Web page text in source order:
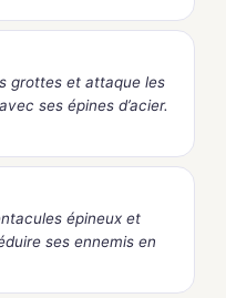
grottes et attaque les
ses épines d’acier.
épineux et
ses ennemis en